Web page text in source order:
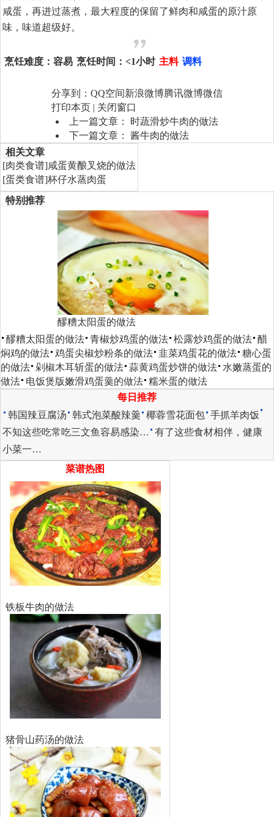
咸蛋，再进过蒸煮，最大程度的保留了鲜肉和咸蛋的原汁原
味，味道超级好。
烹饪难度： 容易 烹饪时间： <1小时 主料 调料
分享到： QQ空间新浪微博腾讯微博微信
打印本页 | 关闭窗口
上一篇文章： 时蔬滑炒牛肉的做法
下一篇文章： 酱牛肉的做法
相关文章
[肉类食谱]咸蛋黄酿叉烧的做法
[蛋类食谱]杯仔水蒸肉蛋
特别推荐
醪糟太阳蛋的做法
醪糟太阳蛋的做法 青椒炒鸡蛋的做法 松露炒鸡蛋的做法 醋
焖鸡的做法 鸡蛋尖椒炒粉条的做法 韭菜鸡蛋花的做法 糖心蛋
的做法 剁椒木耳斩蛋的做法 蒜黄鸡蛋炒饼的做法 水嫩蒸蛋的
做法 电饭煲版嫩滑鸡蛋羹的做法 糯米蛋的做法
每日推荐
韩国辣豆腐汤 韩式泡菜酸辣羹 椰蓉雪花面包 手抓羊肉饭
不知这些吃常吃三文鱼容易感染… 有了这些食材相伴，健康
小菜一…
菜谱热图
铁板牛肉的做法
猪骨山药汤的做法